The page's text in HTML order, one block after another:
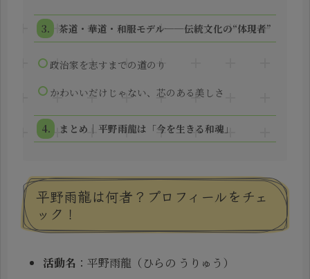
茶道・華道・和服モデル──伝統文化の“体現者”
政治家を志すまでの道のり
かわいいだけじゃない、芯のある美しさ
まとめ｜平野雨龍は「今を生きる和魂」
平野雨龍は何者？プロフィールをチェ
ック！
活動名 ：平野雨龍（ひらの うりゅう）